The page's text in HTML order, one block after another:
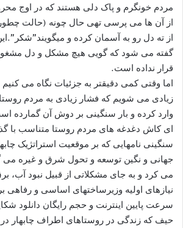
مردم خونگرم و پاک دلی هستند که در اوج
از آن ها می پرسی تهی حال چونه (حالت
از ته دل رو به آسمان کرده و
گفته می شود که گویی هیچ مشکل و دل
قرار نداده است.
اما وقتی کمی دقیقتر به جزئیات نگاه می
زیادی می شویم که فشار زیادی به مردم
وارد کرده و بار سنگینی بر دوش آن گمارده
ای کاش دغدغه های مردم روستا متناسب با
سنگینی نامهایی که بر موقعیت استراتژیک
جهانی و نگین توسعه و تحول شرق و غیره می
می کرد و به جای مشکلاتی از قبیل نبود آب،
نیازهای اولیه وزیرساختهای اساسی و رفاهی
سرعت پایین اینترنت و حجم رایگان دانلود
حیف که زندگی در روستاهای اطراف چابهار